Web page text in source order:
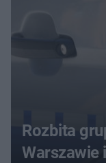
Rozbita
Warszawie